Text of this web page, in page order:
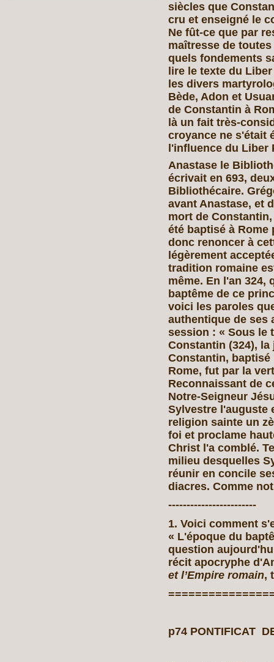
siècles que
cru et enseigné le
Ne fût-ce que par
maîtresse de
quels fondements
lire le texte du
les divers
Bède, Adon et
de Constantin à
là un fait très-
croyance ne s'était
l'influence du Liber
Anastase le
écrivait en 693,
Bibliothécaire.
avant Anastase, et
mort de
été baptisé à
donc renoncer à
légèrement
tradition romaine
même. En l'an 324,
baptême de ce
voici les paroles
authentique de ses
session : « Sous le
Constantin (324),
Constantin, baptisé
Rome, fut par la
Reconnaissant de
Notre-Seigneur
Sylvestre l'auguste
religion sainte un
foi et proclame
Christ l'a comblé.
milieu desquelles
réunir en concile
diacres. Comme
------------------------
1. Voici comment
« L'époque du
question
récit apocryphe
et l’Empire romain,
p74 PONTIFICAT